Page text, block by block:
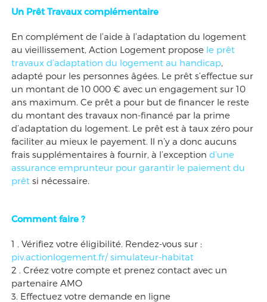
Un Prêt Travaux complémentaire
En complément de l’aide à l’adaptation du logement
au vieillissement, Action Logement propose le prêt
travaux d’adaptation du logement au handicap,
adapté pour les personnes âgées. Le prêt s’effectue sur
un montant de 10 000 € avec un engagement sur 10
ans maximum. Ce prêt a pour but de financer le reste
du montant des travaux non-financé par la prime
d’adaptation du logement. Le prêt est à taux zéro pour
faciliter au mieux le payement. Il n’y a donc aucuns
frais supplémentaires à fournir, à l’exception d’une
assurance emprunteur pour garantir le paiement du
prêtsi nécessaire.
Comment faire ?
1 . Vérifiez votre éligibilité. Rendez-vous sur :
piv.actionlogement.fr/ simulateur-habitat
2 . Créez votre compte et prenez contact avec un
partenaire AMO
3. Effectuez votre demande en ligne